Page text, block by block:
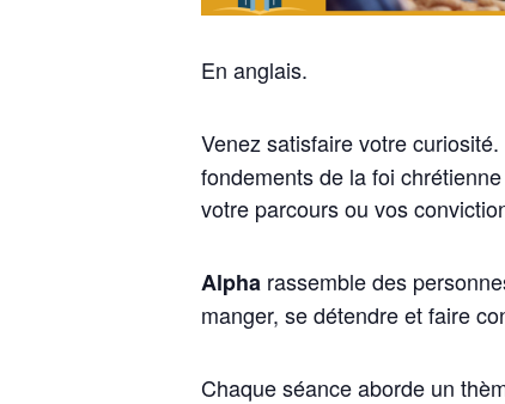
En anglais.
Venez satisfaire votre curiosité.
fondements de la foi
votre parcours ou vos
Alpha rassemble des
manger, se détendre et faire
Chaque séance aborde un